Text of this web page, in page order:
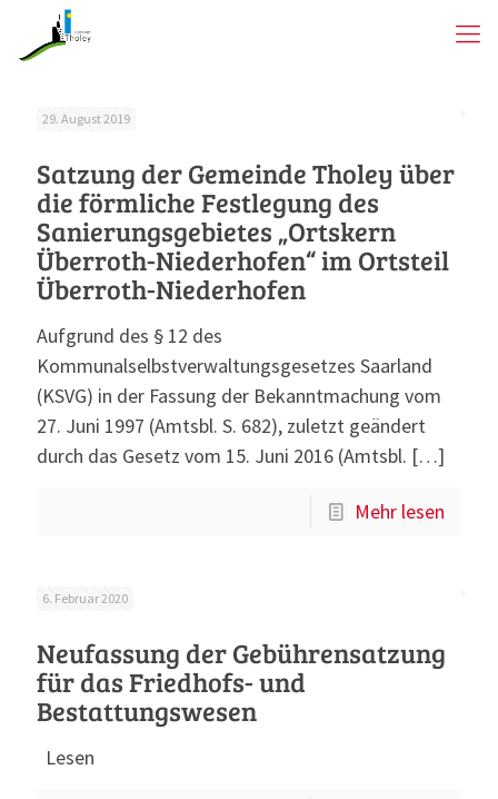
29. August 2019
Satzung der Gemeinde Tholey über
die förmliche Festlegung des
Sanierungsgebietes „Ortskern
Überroth-Niederhofen“ im Ortsteil
Überroth-Niederhofen
Aufgrund des § 12 des
Kommunalselbstverwaltungsgesetzes Saarland
(KSVG) in der Fassung der Bekanntmachung vom
27. Juni 1997 (Amtsbl. S. 682), zuletzt geändert
durch das Gesetz vom 15. Juni 2016 (Amtsbl. […]
Mehr lesen
6. Februar 2020
Neufassung der Gebührensatzung
für das Friedhofs- und
Bestattungswesen
Lesen